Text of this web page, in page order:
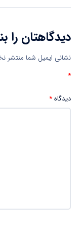
دیدگاهتان را
نشانی ایمیل شما منتشر
*
دیدگاه*